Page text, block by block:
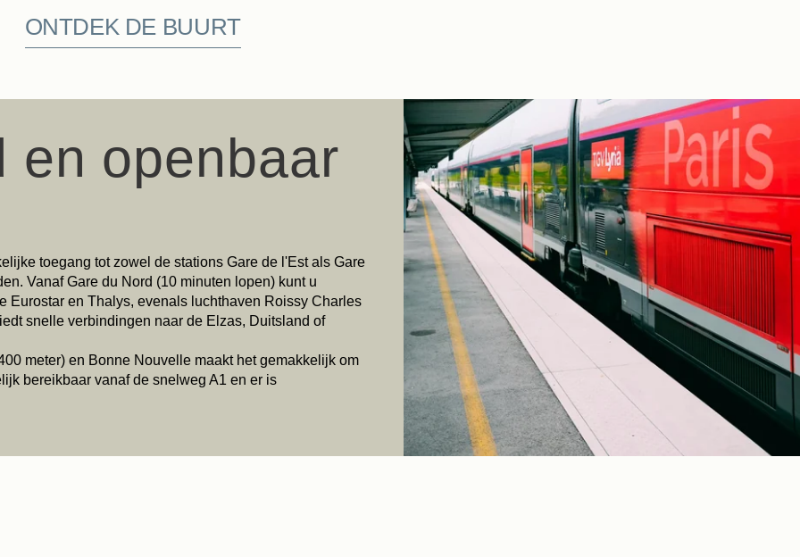
ONTDEK DE BUURT
en openbaar
toegang tot zowel de stations Gare de l'Est als Gare
Vanaf Gare du Nord (10 minuten lopen) kunt u
Eurostar en Thalys, evenals luchthaven Roissy Charles
snelle verbindingen naar de Elzas, Duitsland of
meter) en Bonne Nouvelle maakt het gemakkelijk om
bereikbaar vanaf de snelweg A1 en er is